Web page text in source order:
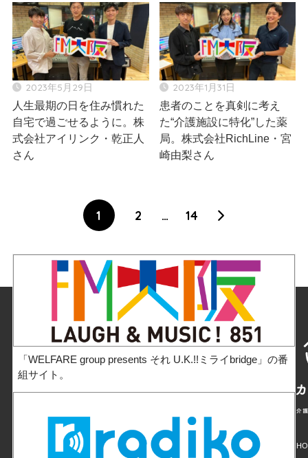
2023年5月29日
人生最期の日を住み慣れた
自宅で過ごせるように。株
式会社アイリンク・乾正人
さん
2023年1月31日
患者のことを真剣に考え
た“介護施設に特化”した薬
局。株式会社RichLine・宮
崎由梨さん
1 2 … 14
「WELFARE group presents それ U.K.!!ミライbridge」の番
組サイト。